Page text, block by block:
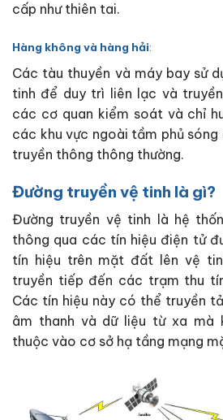
cấp như thiên tai.
Hàng không và hàng hải:
Các tàu thuyền và máy bay sử
tinh để duy trì liên lạc và
các cơ quan kiểm soát và chỉ
các khu vực ngoài tầm phủ
truyền thông thông thường.
Đường truyền vệ tinh là gì?
Đường truyền vệ tinh là hệ
thông qua các tín hiệu điện tử
tín hiệu trên mặt đất lên vệ
truyền tiếp đến các trạm thu
Các tín hiệu này có thể truyền
âm thanh và dữ liệu từ xa mà
thuộc vào cơ sở hạ tầng mạng